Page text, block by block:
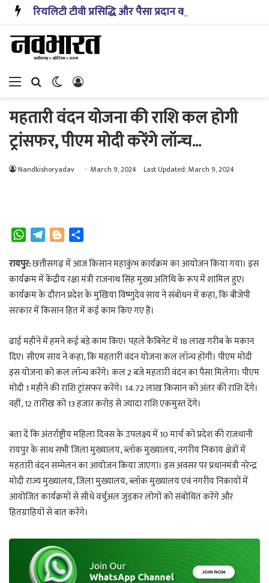
Menu Search forSwitch skin
महतारी वंदन योजना की राशि कल होगी
ट्रांसफर, पीएम मोदी करेंगे लॉन्च…
Nandkishoryadav March 9, 2024 Last Updated: March 9, 2024
W
a
t
s
A
p
l
e
g
r
m
o
g
g
e
a
r
e
रायपुर:छत्तीसगढ़ में आज किसान महाकुंभ कार्यक्रम का आयोजन किया गया। इस
कार्यक्रम में केंद्रीय रक्षा मंत्री राजनाथ सिंह मुख्य अतिथि के रूप में शामिल हुए।
कार्यक्रम के दौरान प्रदेश के मुखिया विष्णुदेव साय ने संबोधन में कहा, कि बीजेपी
सरकार में किसान हित में कई काम किए गए हैं।
ढाई महीने में हमने कई बड़े काम किए। पहले कैबिनेट में 18 लाख गरीब के मकान
दिए। सीएम साय ने कहा, कि महतारी वंदन योजना कल लॉन्च होगी। पीएम मोदी
इस योजना को कल लॉन्च करेंगे। कल 2 बजे महतारी वंदन का पैसा मिलेगा। पीएम
मोदी 1 महीने की राशि ट्रांसफर करेंगे। 14.72 लाख किसान को अंतर की राशि देंगे।
वहीं, 12 तारीख को 13 हजार करोड़ से ज्यादा राशि एकमुस्त देंगे।
बता दें कि अंतर्राष्ट्रीय महिला दिवस के उपलक्ष्य में 10 मार्च को प्रदेश की राजधानी
रायपुर के साथ सभी जिला मुख्यालय, ब्लॉक मुख्यालय, नगरीय निकाय क्षेत्रों में
महतारी वंदन सम्मेलन का आयोजन किया जाएगा। इस अवसर पर प्रधानमंत्री नरेन्द्र
मोदी राज्य मुख्यालय, जिला मुख्यालय, ब्लॉक मुख्यालय एवं नगरीय निकायों में
आयोजित कार्यक्रमों से सीधे वर्चुअल जुड़कर लोगों को संबोधित करेंगे और
हितग्राहियों से बात करेंगे।